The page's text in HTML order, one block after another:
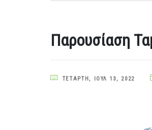
Παρουσίαση
ΤΕΤΆΡΤΗ, ΙΟΎΛ 13, 2022